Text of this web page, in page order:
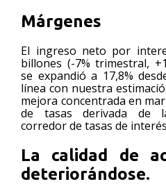
Márgenes
El ingreso neto por
billones (-7% trimestral,
se expandió a 17,8%
línea con nuestra
mejora concentrada en
de tasas derivada de
corredor de tasas de
La calidad de
deteriorándose.